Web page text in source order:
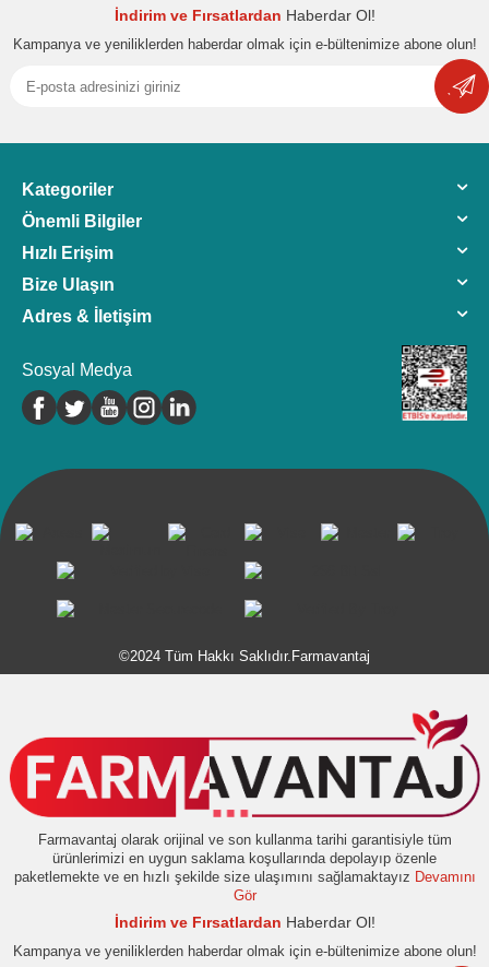
İndirim ve Fırsatlardan Haberdar Ol!
Kampanya ve yeniliklerden haberdar olmak için e-bültenimize abone olun!
Kategoriler
Önemli Bilgiler
Hızlı Erişim
Bize Ulaşın
Adres & İletişim
Sosyal Medya
©2024 Tüm Hakkı Saklıdır.Farmavantaj
Farmavantaj olarak orijinal ve son kullanma tarihi garantisiyle tüm
ürünlerimizi en uygun saklama koşullarında depolayıp özenle
paketlemekte ve en hızlı şekilde size ulaşımını sağlamaktayız Devamını
Gör
İndirim ve Fırsatlardan Haberdar Ol!
Kampanya ve yeniliklerden haberdar olmak için e-bültenimize abone olun!